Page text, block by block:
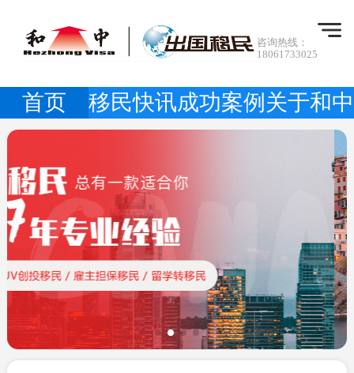
咨询热线：
18061733025
首页 移民快讯成功案例 关于和中